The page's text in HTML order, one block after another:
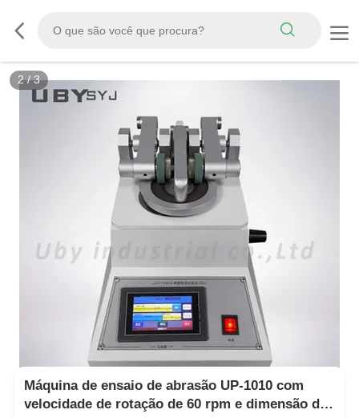
3/3
Máquina de ensaio de abrasão UP-1010 com
velocidade de rotação de 60 rpm e dimensão da